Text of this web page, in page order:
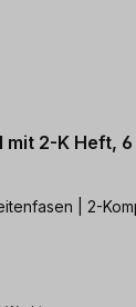
mit 2-K Heft, 6
| 2-